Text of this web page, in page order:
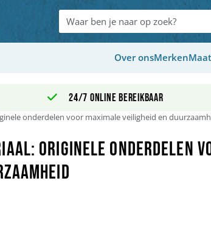
Over onsMerken
24/7 online bereikbaar
onderdelen voor maximale veiligheid en
Originele onderdelen